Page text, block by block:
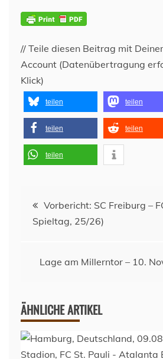
// Teile diesen Beitrag mit
Account (Datenübertragung
Klick)
teilen teilen
teilen teilen
teilen
Beitragsnavigation
Vorbericht: SC Freiburg –
Spieltag, 25/26)
Lage am Millerntor – 10.
ÄHNLICHE ARTIKEL